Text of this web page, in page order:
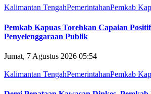
Kalimantan TengahPemerintahanPemkab
Pemkab Kapuas Torehkan Capaian
Penyelenggaraan Publik
Jumat, 7 Agustus 2026 05:54
Kalimantan TengahPemerintahanPemkab